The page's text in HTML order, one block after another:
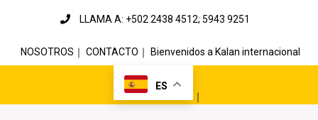
LLAMA A: +502 2438 4512; 5943 9251
NOSOTROS ｜ CONTACTO ｜ Bienvenidos a Kalan internacional
ES
｜